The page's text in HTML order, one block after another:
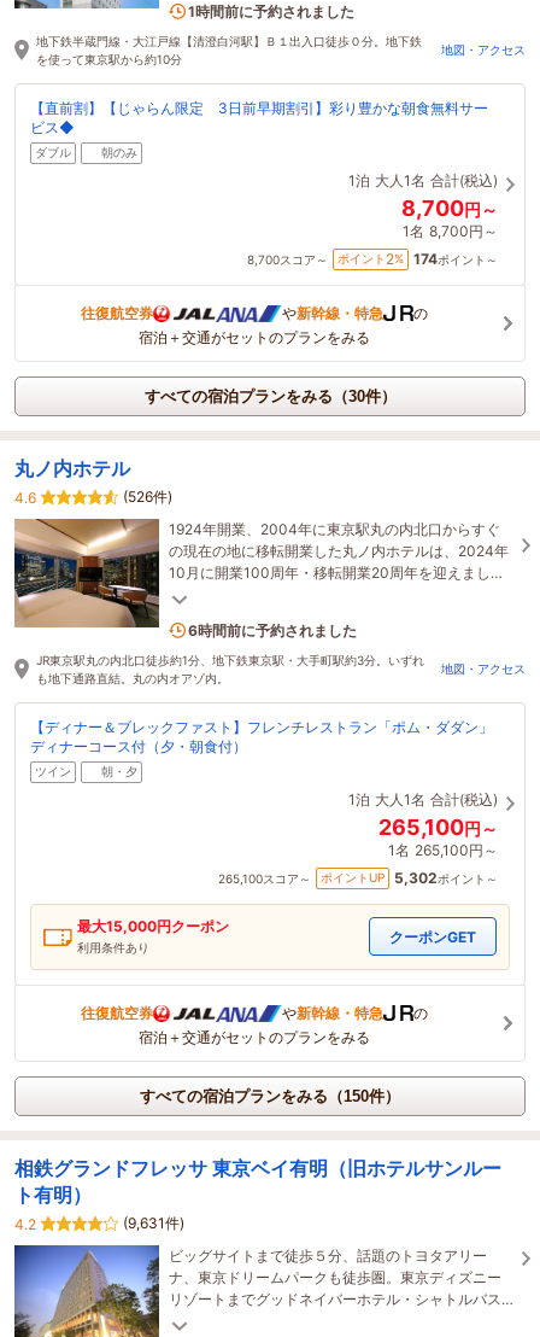
1名がこの宿を見ています
1時間前に予約されました
地下鉄半蔵門線・大江戸線【清澄白河駅】Ｂ１出入口徒歩０分。地下鉄
を使って東京駅から約10分
地図・アクセス
【直前割】【じゃらん限定 3日前早期割引】彩り豊かな朝食無料サー
ビス◆
ダブル 朝のみ
1泊 大人1名 合計(税込)
8,700円～
1名 8,700円～
8,700スコア～ ポイント 2% 174ポイント～
往復航空券 や新幹線・特急
の
宿泊＋交通がセットのプランをみる
すべての宿泊プランをみる（30件）
丸ノ内ホテル
4.6
(526件)
1924年開業、2004年に東京駅丸の内北口からすぐ
の現在の地に移転開業した丸ノ内ホテルは、2024年
10月に開業100周年・移転開業20周年を迎えまし
た。これからもここ東京・丸の内で皆様をお迎えい
2名がこの宿を見ています
6時間前に予約されました
JR東京駅丸の内北口徒歩約1分、地下鉄東京駅・大手町駅約3分。いずれ
も地下通路直結。丸の内オアゾ内。
地図・アクセス
【ディナー＆ブレックファスト】フレンチレストラン「ポム・ダダン」
ディナーコース付（夕・朝食付）
ツイン 朝・夕
1泊 大人1名 合計(税込)
265,100円～
1名 265,100円～
265,100スコア～ ポイントUP 5,302ポイント～
最大15,000円クーポン
利用条件あり
クーポンGET
往復航空券 や新幹線・特急
の
宿泊＋交通がセットのプランをみる
すべての宿泊プランをみる（150件）
相鉄グランドフレッサ 東京ベイ有明（旧ホテルサンルー
ト有明）
4.2
(9,631件)
ビッグサイトまで徒歩５分、話題のトヨタアリー
ナ、東京ドリームパークも徒歩圏。東京ディズニー
リゾートまでグッドネイバーホテル・シャトルバス
が運行中！新宿・渋谷・池袋も電車で一本の好立地